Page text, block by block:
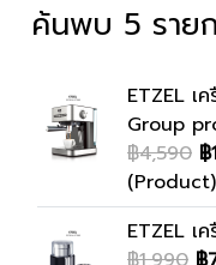
ค้นพบ 5 ราย
ETZEL เ
Group
฿4,590 ฿
(Product)
ETZEL เ